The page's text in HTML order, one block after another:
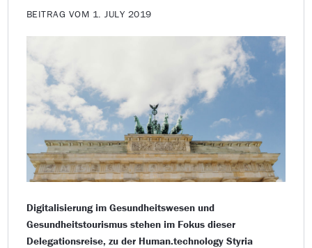
BEITRAG VOM 1. JULY 2019
Digitalisierung im Gesundheitswesen und
Gesundheitstourismus stehen im Fokus dieser
Delegationsreise, zu der Human.technology Styria